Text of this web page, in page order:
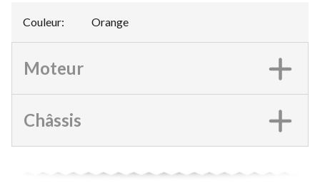
Couleur: Orange
Moteur
Châssis